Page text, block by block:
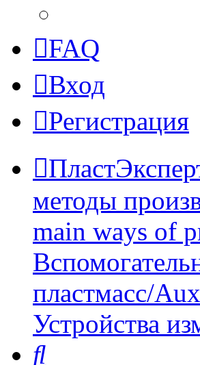
FAQ
Вход
Регистрация
методы
main ways of
пластмасс/
Устройства